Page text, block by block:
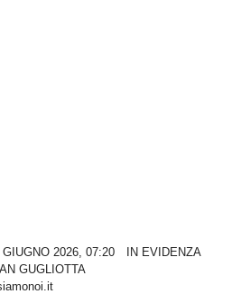
2026, 07:20
IN EVIDENZA
GUGLIOTTA